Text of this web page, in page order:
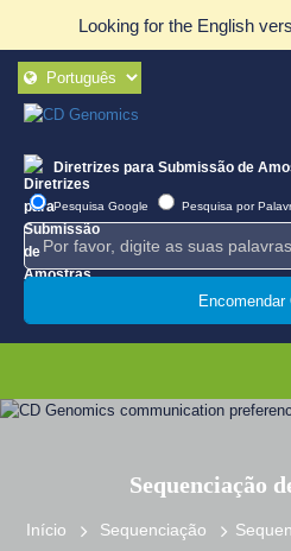
Looking for the English
Diretrizes para Submissão de
Pesquisa Google Pesquisa por
Encomendar
Sequenciação
Início Sequenciação